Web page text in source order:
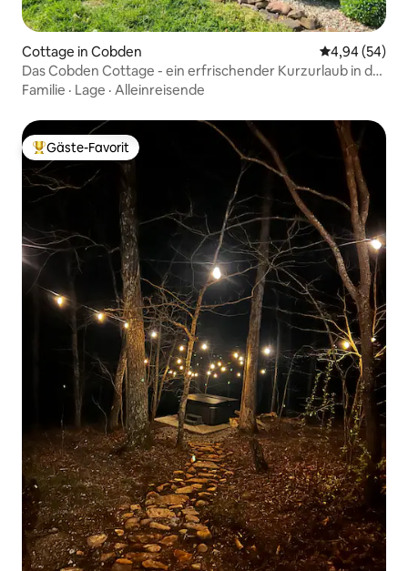
Cottage in Cobden
4,94 (54)
Das Cobden Cottage - ein erfrischender Kurzurlaub in der
Seele
Familie · Lage · Alleinreisende
Beliebter Gäste-Favorit.
Gäste-Favorit